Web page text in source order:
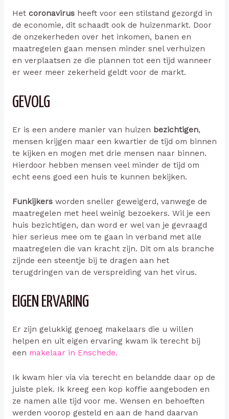
Het coronavirus heeft voor een stilstand gezorgd in
de economie, dit schaadt ook de huizenmarkt. Door
de onzekerheden over het inkomen, banen en
maatregelen gaan mensen minder snel verhuizen
en verplaatsen ze die plannen tot een tijd wanneer
er weer meer zekerheid geldt voor de markt.
GEVOLG
Er is een andere manier van huizen bezichtigen,
mensen krijgen maar een kwartier de tijd om binnen
te kijken en mogen met drie mensen naar binnen.
Hierdoor hebben mensen veel minder de tijd om
echt eens goed een huis te kunnen bekijken.
Funkijkers worden sneller geweigerd, vanwege de
maatregelen met heel weinig bezoekers. Wil je een
huis bezichtigen, dan word er wel van je gevraagd
hier serieus mee om te gaan in verband met alle
maatregelen die van kracht zijn. Dit om als branche
zijnde een steentje bij te dragen aan het
terugdringen van de verspreiding van het virus.
EIGEN ERVARING
Er zijn gelukkig genoeg makelaars die u willen
helpen en uit eigen ervaring kwam ik terecht bij
een makelaar in Enschede.
Ik kwam hier via via terecht en belandde daar op de
juiste plek. Ik kreeg een kop koffie aangeboden en
ze namen alle tijd voor me. Wensen en behoeften
werden voorop gesteld en aan de hand daarvan